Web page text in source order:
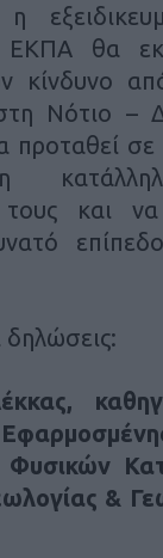
θα
κίνδυνο
Νότιο –
προταθεί σε
τους και
δηλώσεις:
Φυσικών
&